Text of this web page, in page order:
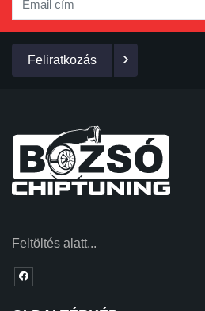
Feliratkozás
Feltöltés alatt...